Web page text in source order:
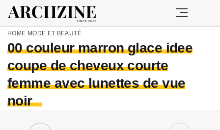
HOME MODE ET BEAUTÉ
00 couleur marron glace idee
coupe de cheveux courte
femme avec lunettes de vue
noir